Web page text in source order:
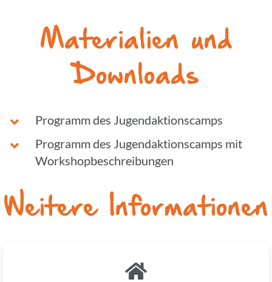
Mate­ria­lien und
Downloads
Programm des Jugendaktionscamps
Programm des Jugend­ak­ti­ons­camps mit
Workshopbeschreibungen
Weitere Infor­ma­tio­nen